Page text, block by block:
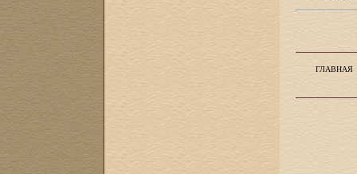
ГЛАВНАЯ